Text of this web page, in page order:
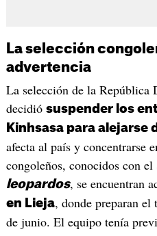
La selección
advertencia
La selección de la República
decidió suspender los
Kinhsasa para alejarse
afecta al país y concentrarse
congoleños, conocidos con
leopardos, se encuentran
en Lieja, donde preparan el
de junio. El equipo tenía